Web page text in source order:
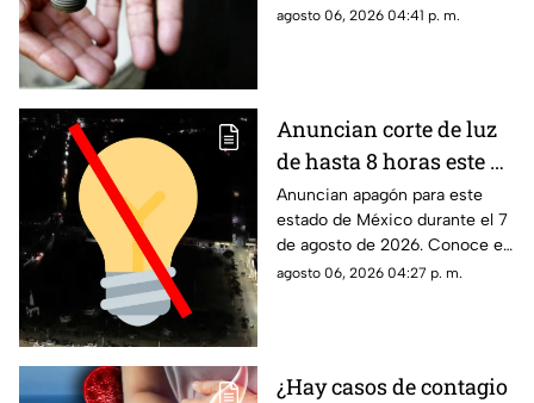
detalles.
agosto 06, 2026 04:41 p. m.
Anuncian corte de luz
de hasta 8 horas este 7
de agosto de 2026: ¿A
qué hora inicia el
apagón y quiénes se
quedarán sin
Anuncian apagón para este
estado de México durante el 7
de agosto de 2026. Conoce el
horario y las colonias que se
agosto 06, 2026 04:27 p. m.
¿Hay casos de contagio